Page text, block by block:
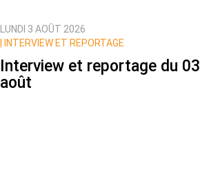
LUNDI 3 AOÛT 2026
INTERVIEW ET REPORTAGE
Interview et reportage du 03
août